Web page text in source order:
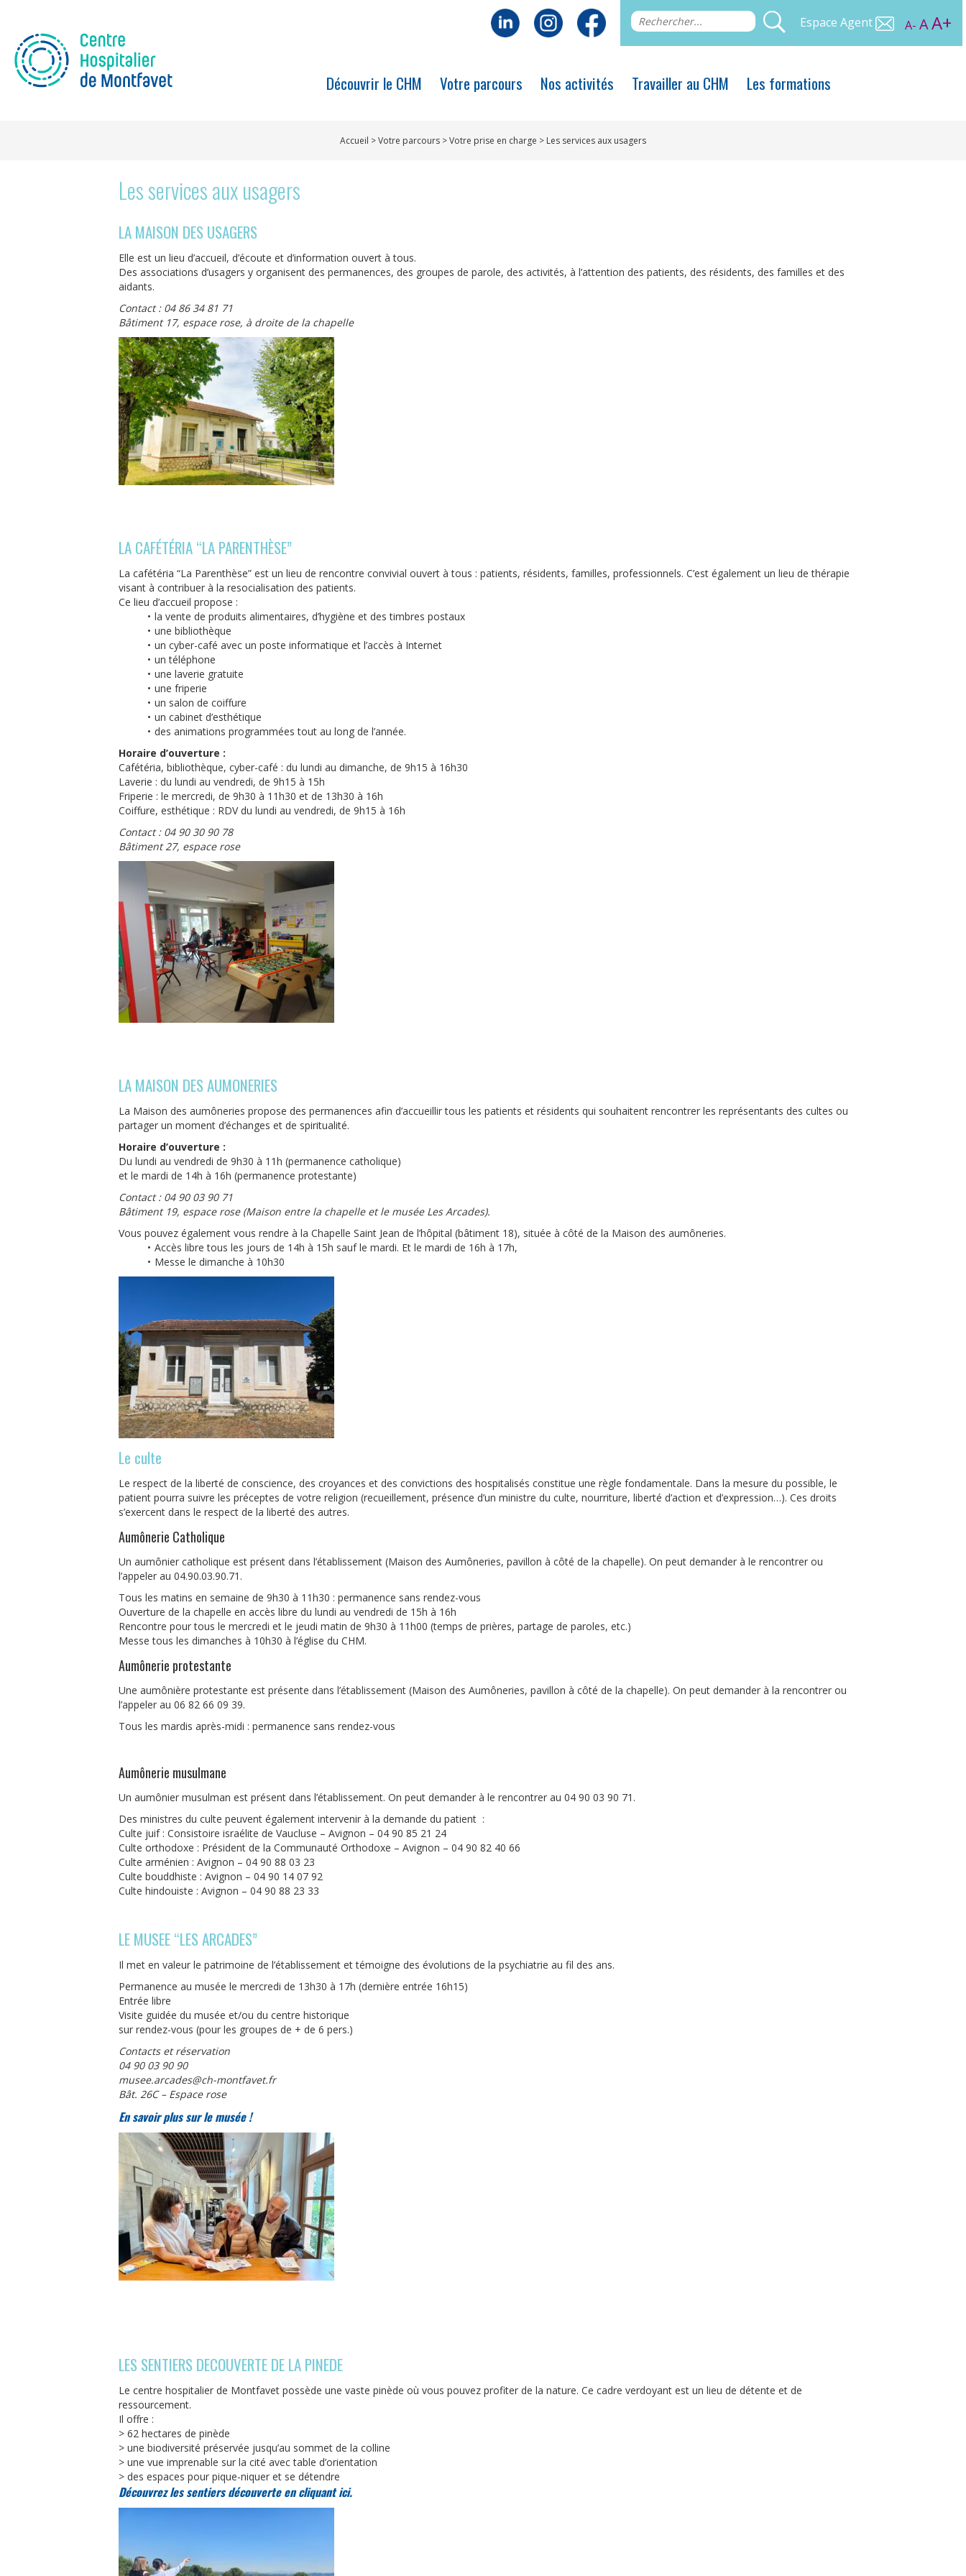
Espace Agent A- AA+
Découvrir le CHM Votre parcours Nos activités Travailler au CHM Les formations
Accueil >Votre parcours>Votre prise en charge > Les services aux usagers
Les services aux usagers
LA MAISON DES USAGERS
Elle est un lieu d’accueil, d’écoute et d’information ouvert à tous.
Des associations d’usagers y organisent des permanences, des groupes de parole, des activités, à l’attention des patients, des résidents, des familles et des
aidants.
Contact : 04 86 34 81 71
Bâtiment 17, espace rose, à droite de la chapelle
LA CAFÉTÉRIA “LA PARENTHÈSE”
La cafétéria “La Parenthèse” est un lieu de rencontre convivial ouvert à tous : patients, résidents, familles, professionnels. C’est également un lieu de thérapie
visant à contribuer à la resocialisation des patients.
Ce lieu d’accueil propose :
la vente de produits alimentaires, d’hygiène et des timbres postaux
une bibliothèque
un cyber-café avec un poste informatique et l’accès à Internet
un téléphone
une laverie gratuite
une friperie
un salon de coiffure
un cabinet d’esthétique
des animations programmées tout au long de l’année.
Horaire d’ouverture :
Cafétéria, bibliothèque, cyber-café : du lundi au dimanche, de 9h15 à 16h30
Laverie : du lundi au vendredi, de 9h15 à 15h
Friperie : le mercredi, de 9h30 à 11h30 et de 13h30 à 16h
Coiffure, esthétique : RDV du lundi au vendredi, de 9h15 à 16h
Contact : 04 90 30 90 78
Bâtiment 27, espace rose
LA MAISON DES AUMONERIES
La Maison des aumôneries propose des permanences afin d’accueillir tous les patients et résidents qui souhaitent rencontrer les représentants des cultes ou
partager un moment d’échanges et de spiritualité.
Horaire d’ouverture :
Du lundi au vendredi de 9h30 à 11h (permanence catholique)
et le mardi de 14h à 16h (permanence protestante)
Contact : 04 90 03 90 71
Bâtiment 19, espace rose (Maison entre la chapelle et le musée Les Arcades).
Vous pouvez également vous rendre à la Chapelle Saint Jean de l’hôpital (bâtiment 18), située à côté de la Maison des aumôneries.
Accès libre tous les jours de 14h à 15h sauf le mardi. Et le mardi de 16h à 17h,
Messe le dimanche à 10h30
Le culte
Le respect de la liberté de conscience, des croyances et des convictions des hospitalisés constitue une règle fondamentale. Dans la mesure du possible, le
patient pourra suivre les préceptes de votre religion (recueillement, présence d’un ministre du culte, nourriture, liberté d’action et d’expression…). Ces droits
s’exercent dans le respect de la liberté des autres.
Aumônerie Catholique
Un aumônier catholique est présent dans l’établissement (Maison des Aumôneries, pavillon à côté de la chapelle). On peut demander à le rencontrer ou
l’appeler au 04.90.03.90.71.
Tous les matins en semaine de 9h30 à 11h30 : permanence sans rendez-vous
Ouverture de la chapelle en accès libre du lundi au vendredi de 15h à 16h
Rencontre pour tous le mercredi et le jeudi matin de 9h30 à 11h00 (temps de prières, partage de paroles, etc.)
Messe tous les dimanches à 10h30 à l’église du CHM.
Aumônerie protestante
Une aumônière protestante est présente dans l’établissement (Maison des Aumôneries, pavillon à côté de la chapelle). On peut demander à la rencontrer ou
l’appeler au 06 82 66 09 39.
Tous les mardis après-midi : permanence sans rendez-vous
Aumônerie musulmane
Un aumônier musulman est présent dans l’établissement. On peut demander à le rencontrer au 04 90 03 90 71.
Des ministres du culte peuvent également intervenir à la demande du patient :
Culte juif : Consistoire israélite de Vaucluse – Avignon – 04 90 85 21 24
Culte orthodoxe : Président de la Communauté Orthodoxe – Avignon – 04 90 82 40 66
Culte arménien : Avignon – 04 90 88 03 23
Culte bouddhiste : Avignon – 04 90 14 07 92
Culte hindouiste : Avignon – 04 90 88 23 33
LE MUSEE “LES ARCADES”
Il met en valeur le patrimoine de l’établissement et témoigne des évolutions de la psychiatrie au fil des ans.
Permanence au musée le mercredi de 13h30 à 17h (dernière entrée 16h15)
Entrée libre
Visite guidée du musée et/ou du centre historique
sur rendez-vous (pour les groupes de + de 6 pers.)
Contacts et réservation
04 90 03 90 90
musee.arcades@ch-montfavet.fr
Bât. 26C – Espace rose
En savoir plus sur le musée !
LES SENTIERS DECOUVERTE DE LA PINEDE
Le centre hospitalier de Montfavet possède une vaste pinède où vous pouvez profiter de la nature. Ce cadre verdoyant est un lieu de détente et de
ressourcement.
Il offre :
> 62 hectares de pinède
> une biodiversité préservée jusqu’au sommet de la colline
> une vue imprenable sur la cité avec table d’orientation
> des espaces pour pique-niquer et se détendre
Découvrez les sentiers découverte en cliquant ici.